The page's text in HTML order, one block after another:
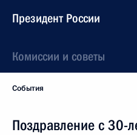
Президент России
Комиссии и советы
События
Поздравление с 30-